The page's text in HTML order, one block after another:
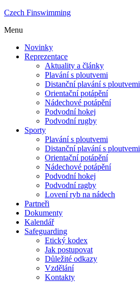
Czech Finswimming
Menu
Novinky
Reprezentace
Aktuality a články
Plavání s ploutvemi
Distanční plavání s ploutvemi
Orientační potápění
Nádechové potápění
Podvodní hokej
Podvodní rugby
Sporty
Plavání s ploutvemi
Distanční plavání s ploutvemi
Orientační potápění
Nádechové potápění
Podvodní hokej
Podvodní ragby
Lovení ryb na nádech
Partneři
Dokumenty
Kalendář
Safeguarding
Etický kodex
Jak postupovat
Důležité odkazy
Vzdělání
Kontakty